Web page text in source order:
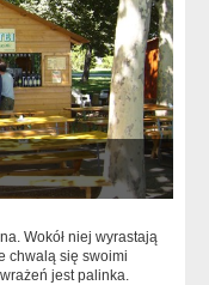
Wokół niej wyrastają
chwalą się swoimi
jest palinka.